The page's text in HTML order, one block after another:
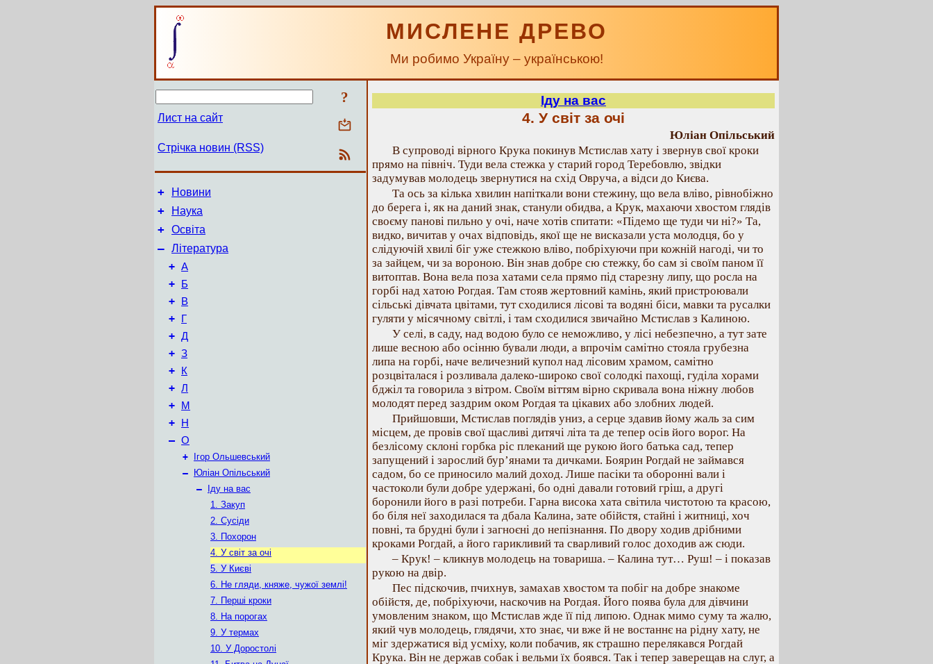
МИСЛЕНЕ ДРЕВО
Ми робимо Україну – українською!
?
Лист на сайт
Стрічка новин (RSS)
+ Новини
+ Наука
+ Освіта
– Література
+ А
+ Б
+ В
+ Г
+ Д
+ З
+ К
+ Л
+ М
+ Н
– О
+
Ігор Ольшевський
–
Юліан Опільський
–
Іду на вас
1. Закуп
2. Сусіди
3. Похорон
4. У світ за очі
5. У Києві
6. Не гляди, княже, чужої землі!
7. Перші кроки
8. На порогах
9. У термах
10. У Доростолі
Іду на вас
4. У світ за очі
Юліан Опільський
В супроводі вірного Крука покинув Мстислав хату і звернув свої кроки
прямо на північ. Туди вела стежка у старий город Теребовлю, звідки
задумував молодець звернутися на схід Овруча, а відси до Києва.
Та ось за кілька хвилин напіткали вони стежину, що вела вліво, рівнобіжно
до берега і, як на даний знак, станули обидва, а Крук, махаючи хвостом глядів
своєму панові пильно у очі, наче хотів спитати: «Підемо ще туди чи ні?» Та,
видко, вичитав у очах відповідь, якої ще не висказали уста молодця, бо у
слідуючій хвилі біг уже стежкою вліво, побріхуючи при кожній нагоді, чи то
за зайцем, чи за вороною. Він знав добре сю стежку, бо сам зі своїм паном її
витоптав. Вона вела поза хатами села прямо під старезну липу, що росла на
горбі над хатою Рогдая. Там стояв жертовний камінь, який пристроювали
сільські дівчата цвітами, тут сходилися лісові та водяні біси, мавки та русалки
гуляти у місячному світлі, і там сходилися звичайно Мстислав з Калиною.
У селі, в саду, над водою було се неможливо, у лісі небезпечно, а тут зате
лише весною або осінню бували люди, а впрочім самітно стояла грубезна
липа на горбі, наче величезний купол над лісовим храмом, самітно
розцвіталася і розливала далеко-широко свої солодкі пахощі, гуділа хорами
бджіл та говорила з вітром. Своїм віттям вірно скривала вона ніжну любов
молодят перед заздрим оком Рогдая та цікавих або злобних людей.
Прийшовши, Мстислав поглядів униз, а серце здавив йому жаль за сим
місцем, де провів свої щасливі дитячі літа та де тепер осів його ворог. На
безлісому склоні горбка ріс плеканий ще рукою його батька сад, тепер
запущений і зарослий бур’янами та дичками. Боярин Рогдай не займався
садом, бо се приносило малий доход. Лише пасіки та оборонні вали і
частоколи були добре удержані, бо одні давали готовий гріш, а другі
боронили його в разі потреби. Гарна висока хата світила чистотою та красою,
бо біля неї заходилася та дбала Калина, зате обійстя, стайні і житниці, хоч
повні, та брудні були і загноєні до непізнання. По двору ходив дрібними
кроками Рогдай, а його гарикливий та сварливий голос доходив аж сюди.
– Крук! – кликнув молодець на товариша. – Калина тут… Руш! – і показав
рукою на двір.
Пес підскочив, пчихнув, замахав хвостом та побіг на добре знакоме
обійстя, де, побріхуючи, наскочив на Рогдая. Його поява була для дівчини
умовленим знаком, що Мстислав жде її під липою. Однак мимо суму та жалю,
який чув молодець, глядячи, хто знає, чи вже й не востаннє на рідну хату, не
міг здержатися від усміху, коли побачив, як страшно перелякався Рогдай
Крука. Він не держав собак і вельми їх боявся. Так і тепер заверещав на слуг, а